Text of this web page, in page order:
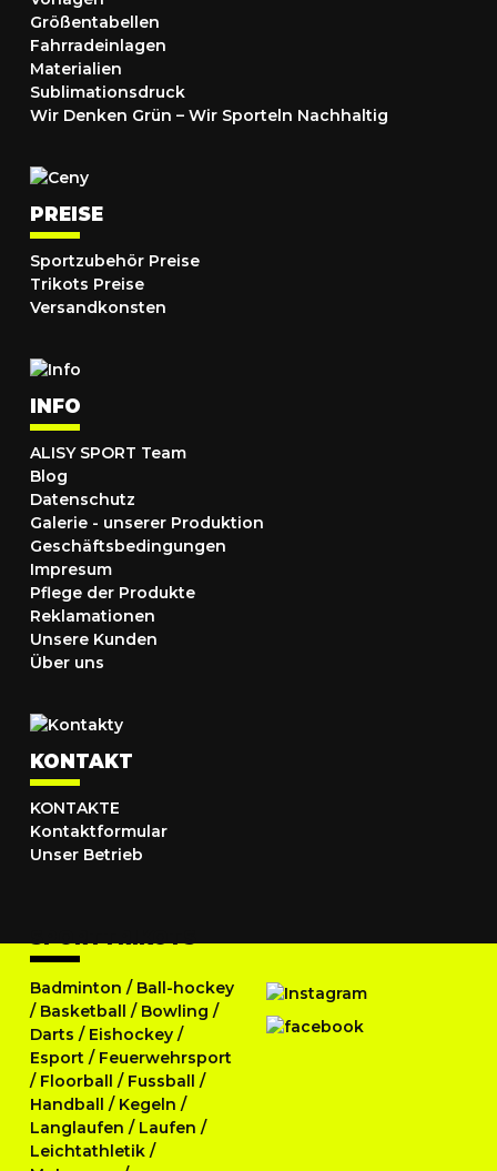
Größentabellen
Fahrradeinlagen
Materialien
Sublimationsdruck
Wir Denken Grün – Wir Sporteln Nachhaltig
PREISE
Sportzubehör Preise
Trikots Preise
Versandkonsten
INFO
ALISY SPORT Team
Blog
Datenschutz
Galerie - unserer Produktion
Geschäftsbedingungen
Impresum
Pflege der Produkte
Reklamationen
Unsere Kunden
Über uns
KONTAKT
KONTAKTE
Kontaktformular
Unser Betrieb
SPORTTRIKOTS
Badminton / Ball-hockey
/ Basketball / Bowling /
Darts / Eishockey /
Esport / Feuerwehrsport
/ Floorball / Fussball /
Handball / Kegeln /
Langlaufen / Laufen /
Leichtathletik /